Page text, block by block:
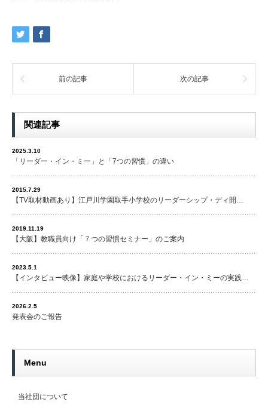
前の記事 次の記事
関連記事
2025.3.10
「リーダー・イン・ミー」と「7つの習慣」の違い
2015.7.29
【TV取材動画あり】江戸川学園取手小学校のリーダーシップ・ディ開…
2019.11.19
【大阪】教職員向け「７つの習慣セミナー」のご案内
2023.5.1
【インタビュー映像】家庭や学校におけるリーダー・イン・ミーの実践…
2026.2.5
発表会のご報告
Menu
当社団について